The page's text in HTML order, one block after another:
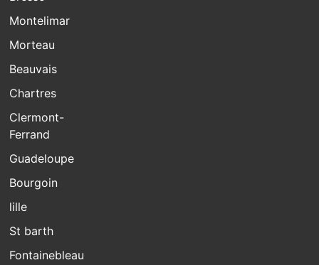
Montelimar
Morteau
Beauvais
Chartres
Clermont-
Ferrand
Guadeloupe
Bourgoin
lille
St barth
Fontainebleau